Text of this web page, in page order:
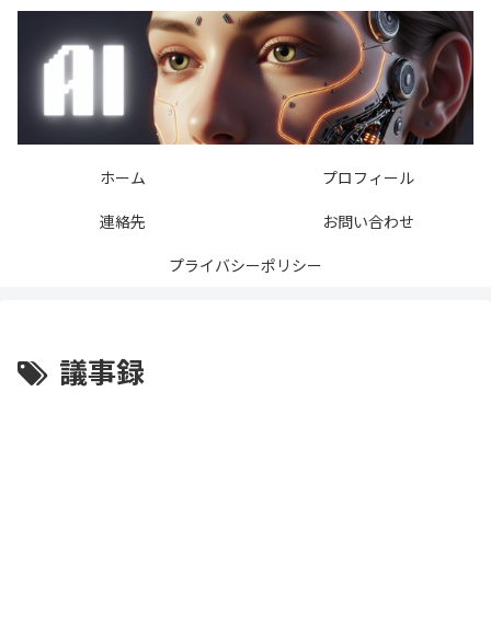
ホーム
プロフィール
連絡先
お問い合わせ
プライバシーポリシー
議事録